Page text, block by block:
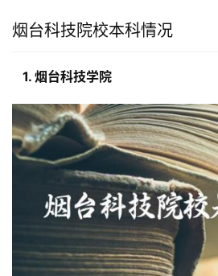
烟台科技院校本科情况
  1. 烟台科技学院